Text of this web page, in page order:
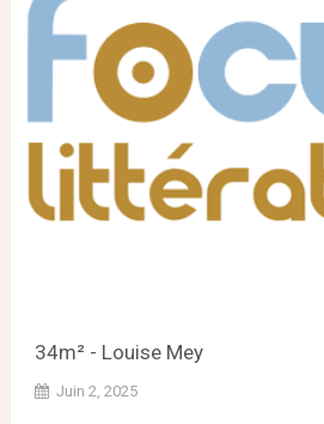
34m² - Louise Mey
Juin 2, 2025